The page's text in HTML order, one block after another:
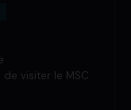
de visiter le MSC